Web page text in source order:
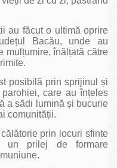
au făcut o ultimă oprire
Bacău, unde au
mulțumire, înălțată către
posibilă prin sprijinul și
care au înțeles
a sădi lumină și bucurie
comunității.
prin locuri sfinte
prilej de formare